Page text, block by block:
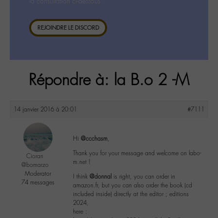
REJOINDRE LE DISCORD
Répondre à: la B.o 2 -M
14 janvier 2016 à 20:01 #7111
Cioran
@bomarzo
Moderator
74 messages
Hi @ccchasm
Thank you for your message and welcome on labo-
m.net !
I think @donnal is right, you can order in
amazon.fr, but you can also order the book (cd
included inside) directly at the editor ; editions
2024,
here :